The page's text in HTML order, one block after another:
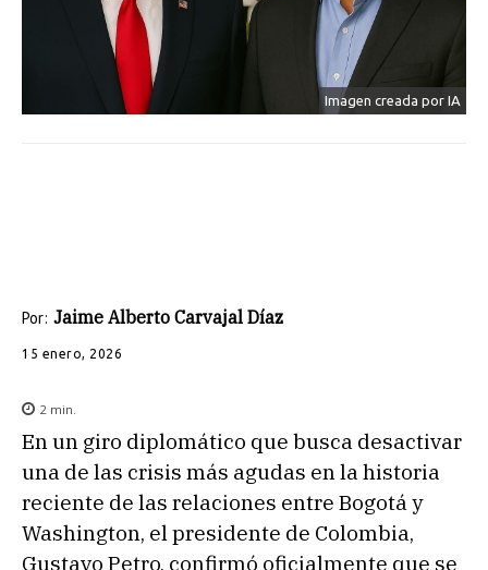
Imagen creada por IA
Por: Jaime Alberto Carvajal Díaz
15 enero, 2026
2 min.
En un giro diplomático que busca desactivar
una de las crisis más agudas en la historia
reciente de las relaciones entre Bogotá y
Washington, el presidente de Colombia,
Gustavo Petro, confirmó oficialmente que se